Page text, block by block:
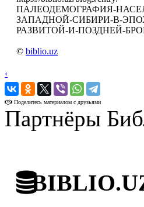
ПАЛЕОДЕМОГРАФИЯ-
ЗАПАДНОЙ-СИБИРИ-В-
РАЗВИТОЙ-И-ПОЗДНЕЙ-
© biblio.uz
‹
›
Поделитесь материалом с друзьями
Партнёры